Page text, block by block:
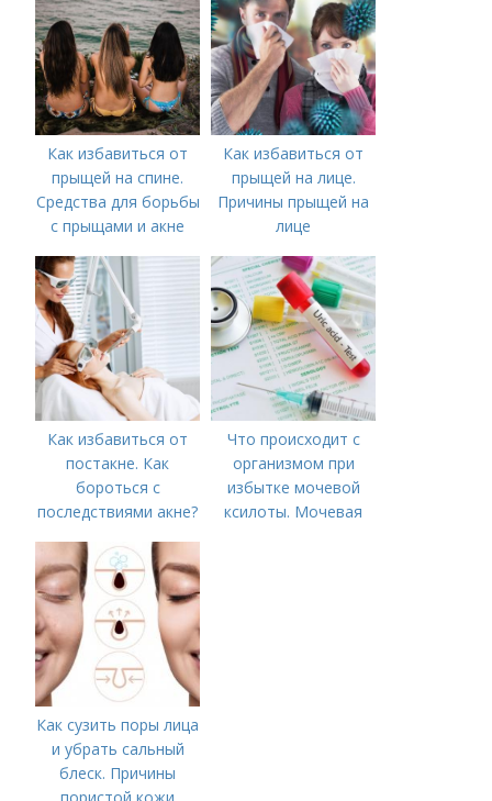
рубцов и шрамов
постакне
Как избавиться от
прыщей на спине.
Средства для борьбы
с прыщами и акне
Как избавиться от
прыщей на лице.
Причины прыщей на
лице
Как избавиться от
постакне. Как
бороться с
последствиями акне?
Что происходит с
организмом при
избытке мочевой
ксилоты. Мочевая
Как сузить поры лица
и убрать сальный
блеск. Причины